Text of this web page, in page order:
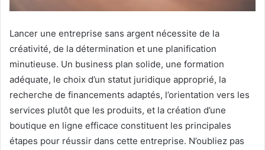
Lancer une entreprise sans argent nécessite de la
créativité, de la détermination et une planification
minutieuse. Un business plan solide, une formation
adéquate, le choix d’un statut juridique approprié, la
recherche de financements adaptés, l’orientation vers les
services plutôt que les produits, et la création d’une
boutique en ligne efficace constituent les principales
étapes pour réussir dans cette entreprise. N’oubliez pas